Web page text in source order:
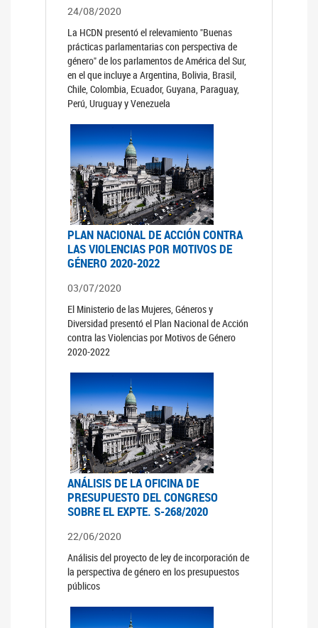
24/08/2020
La HCDN presentó el relevamiento "Buenas
prácticas parlamentarias con perspectiva de
género" de los parlamentos de América del Sur,
en el que incluye a Argentina, Bolivia, Brasil,
Chile, Colombia, Ecuador, Guyana, Paraguay,
Perú, Uruguay y Venezuela
PLAN NACIONAL DE ACCIÓN CONTRA
LAS VIOLENCIAS POR MOTIVOS DE
GÉNERO 2020-2022
03/07/2020
El Ministerio de las Mujeres, Géneros y
Diversidad presentó el Plan Nacional de Acción
contra las Violencias por Motivos de Género
2020-2022
ANÁLISIS DE LA OFICINA DE
PRESUPUESTO DEL CONGRESO
SOBRE EL EXPTE. S-268/2020
22/06/2020
Análisis del proyecto de ley de incorporación de
la perspectiva de género en los presupuestos
públicos